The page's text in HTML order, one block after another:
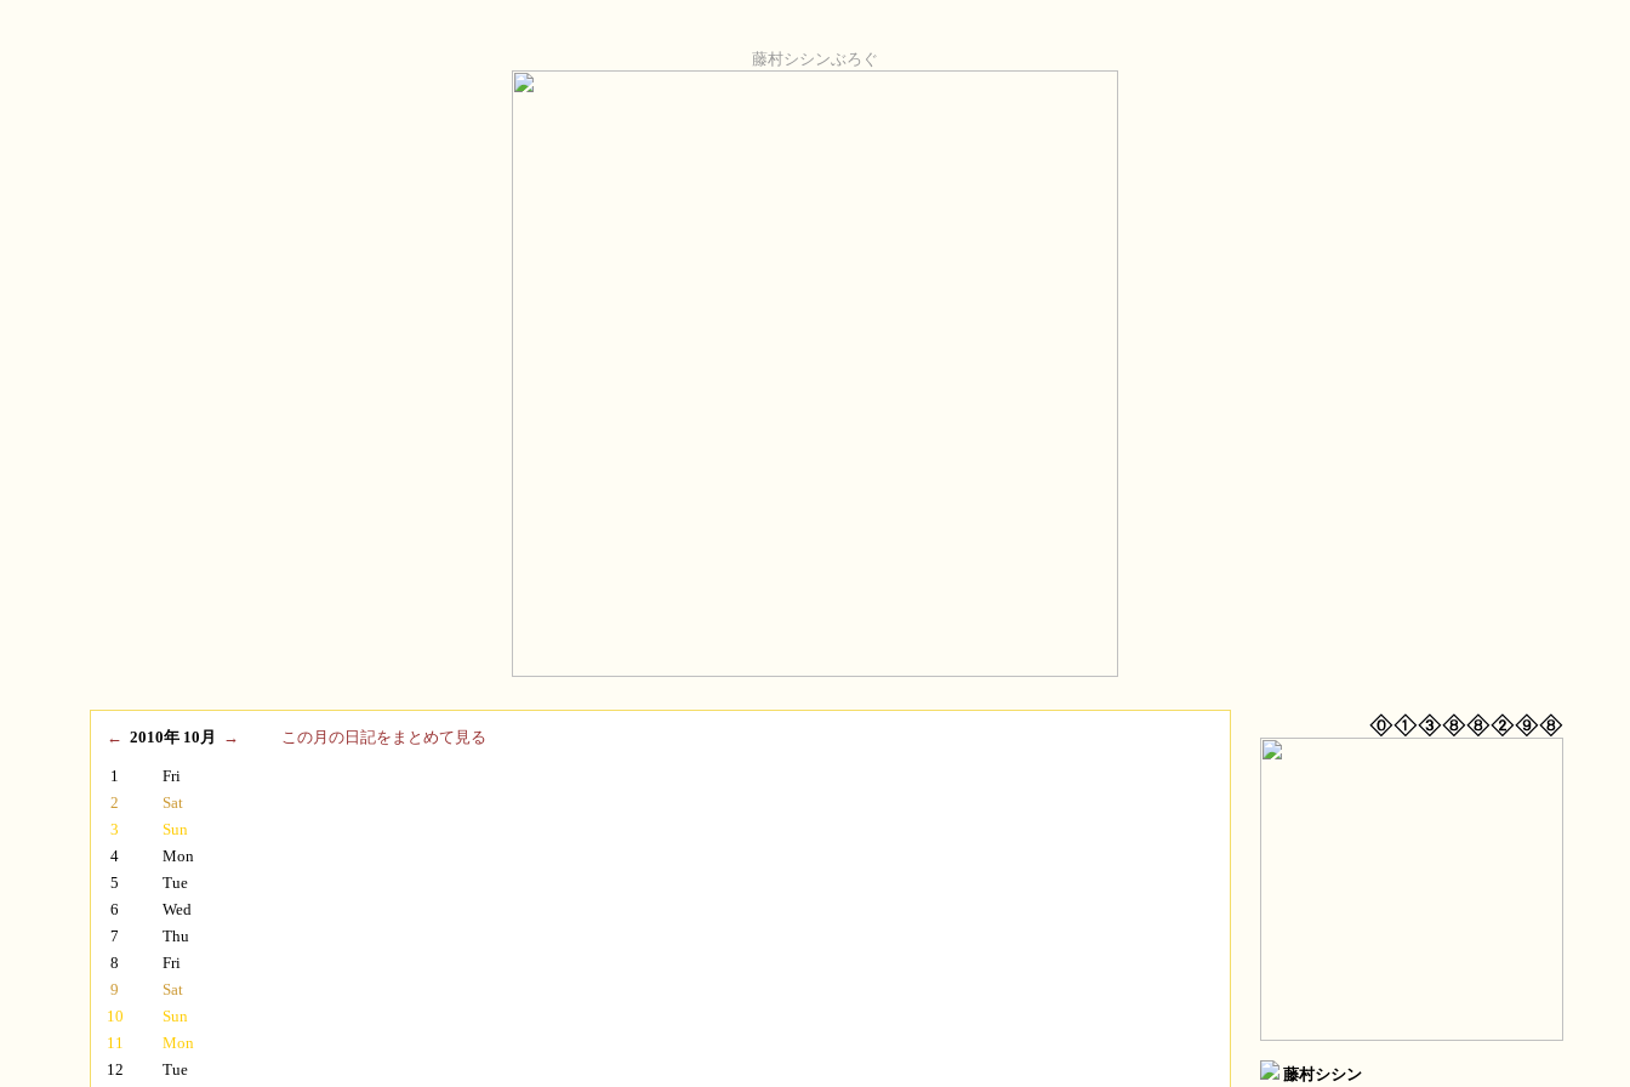
藤村シシンぶろぐ
← 2010年 10月 → この月の日記をまとめて見る
1
Fri
2
Sat
3
Sun
4
Mon
5
Tue
6
Wed
7
Thu
8
Fri
9
Sat
10
Sun
11
Mon
12
Tue
藤村シシン